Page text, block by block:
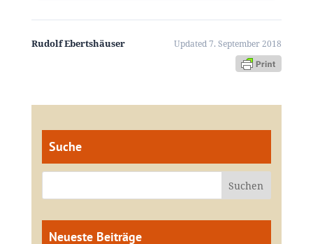
Rudolf Ebertshäuser Updated 7. September 2018
Suche
Neueste Beiträge